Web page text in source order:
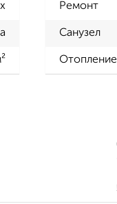
Ремонт
Санузел
Отопление